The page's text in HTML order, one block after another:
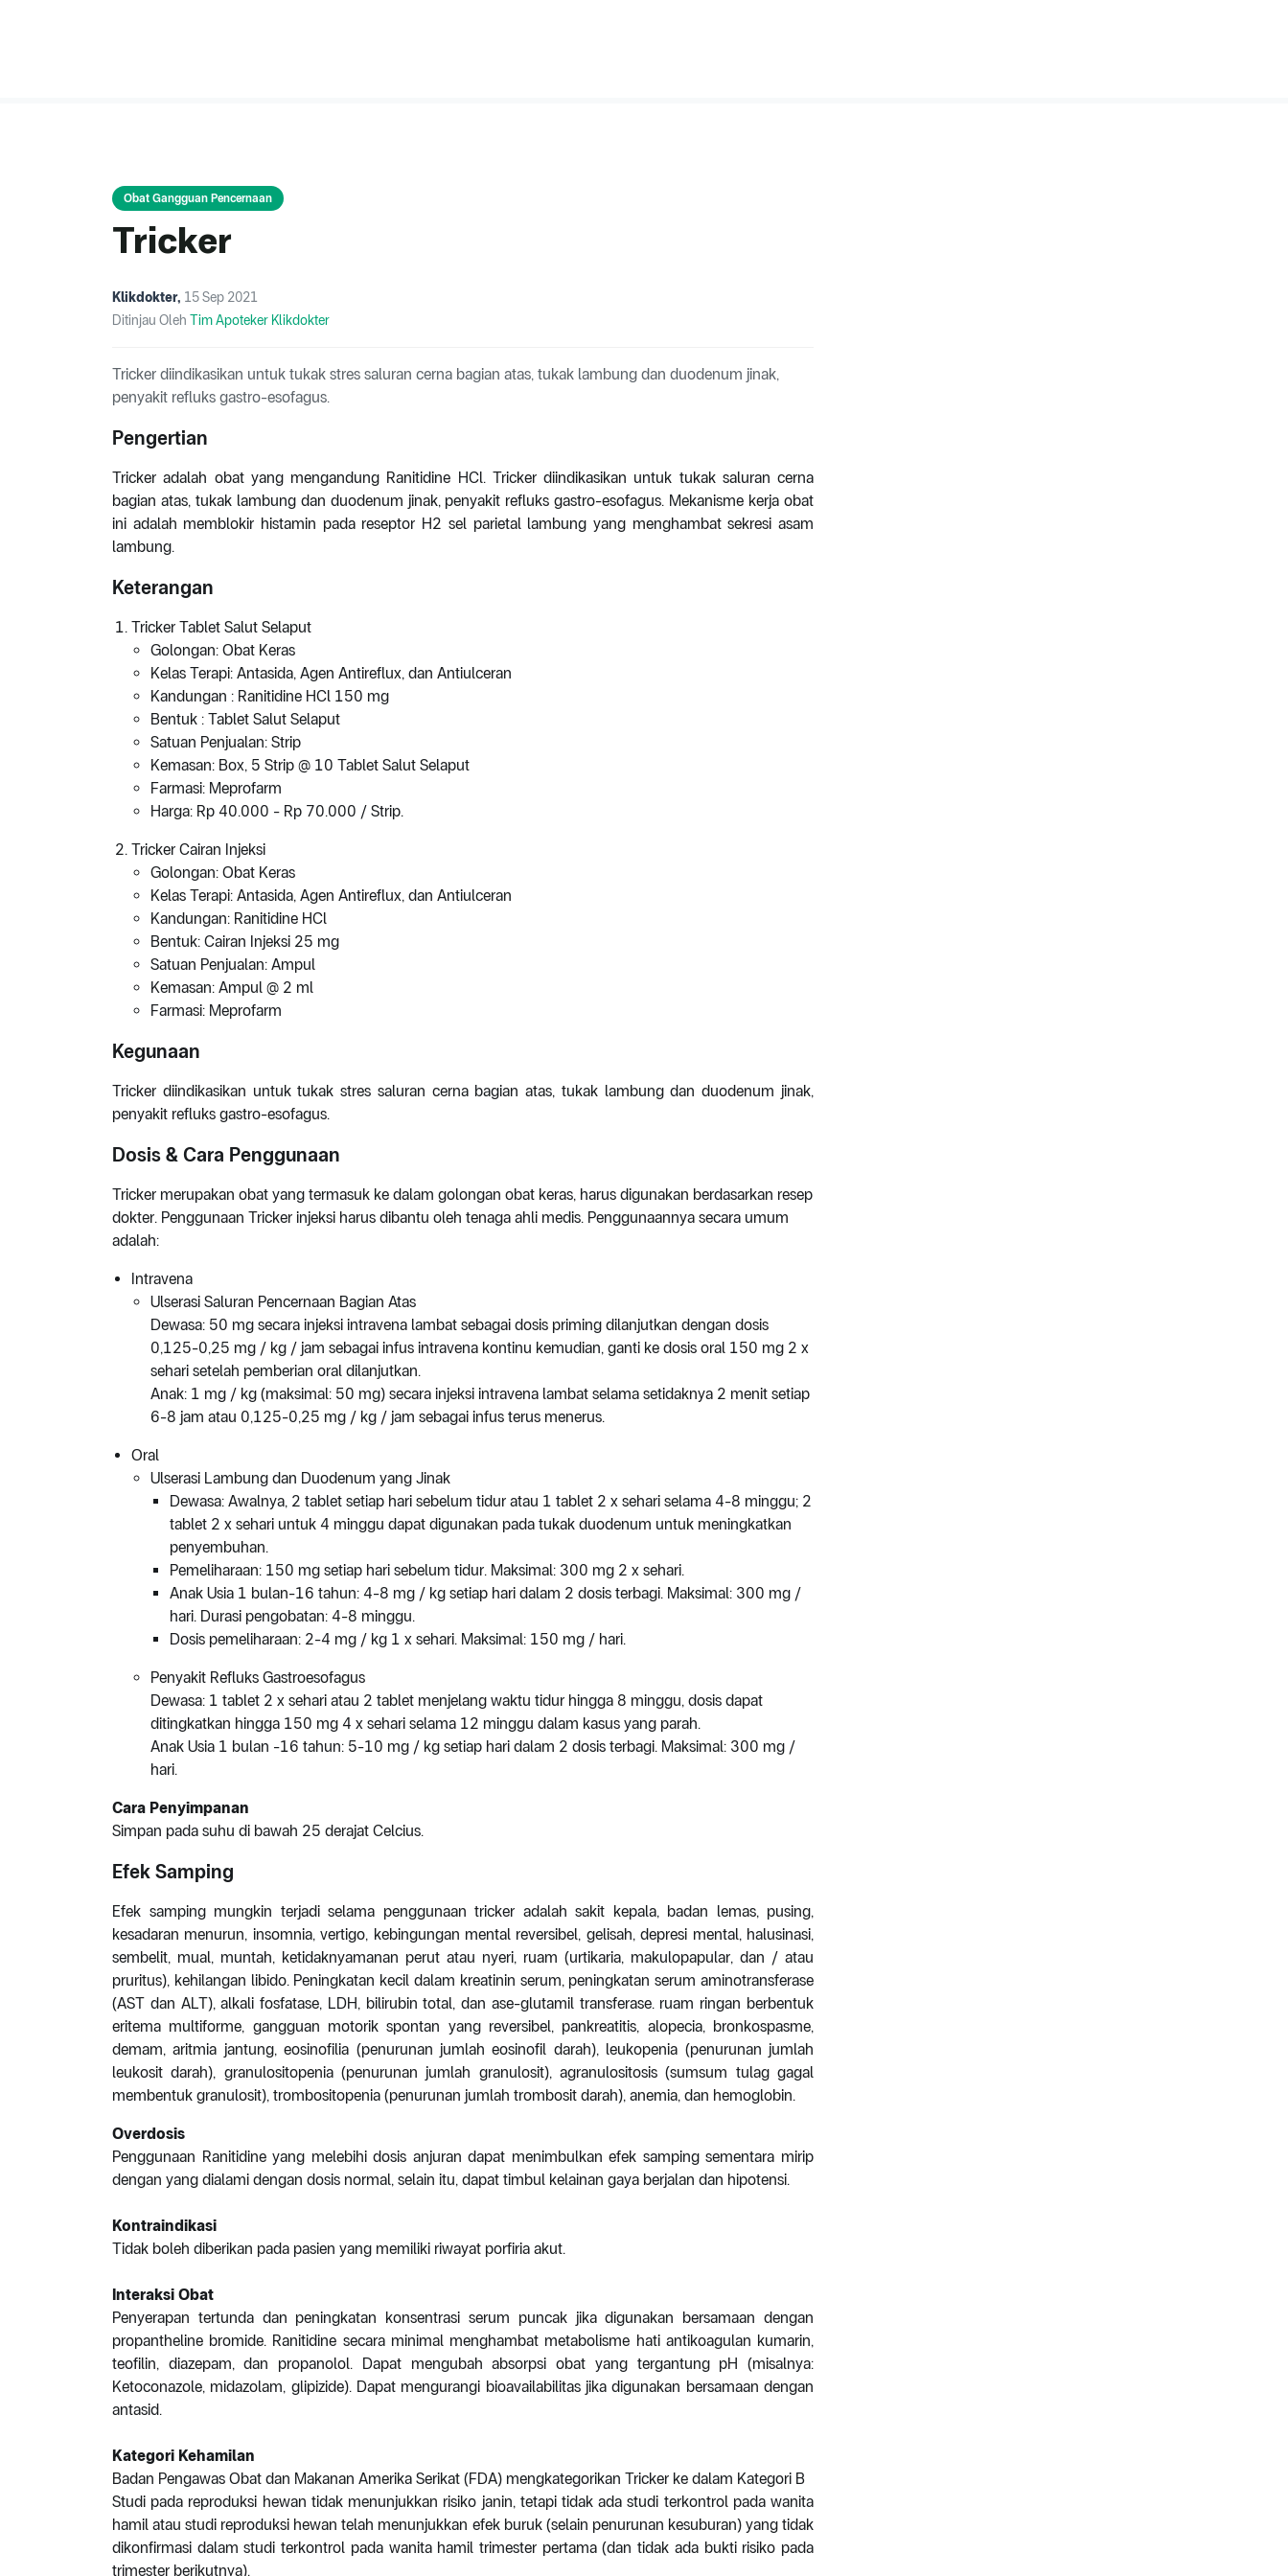
Obat Gangguan Pencernaan
Tricker
Klikdokter, 15 Sep 2021
Ditinjau Oleh Tim Apoteker Klikdokter
Tricker diindikasikan untuk tukak stres saluran cerna bagian atas, tukak lambung dan duodenum jinak,
penyakit refluks gastro-esofagus.
Pengertian
Tricker adalah obat yang mengandung Ranitidine HCl. Tricker diindikasikan untuk tukak saluran cerna
bagian atas, tukak lambung dan duodenum jinak, penyakit refluks gastro-esofagus. Mekanisme kerja obat
ini adalah memblokir histamin pada reseptor H2 sel parietal lambung yang menghambat sekresi asam
lambung.
Keterangan
Tricker Tablet Salut Selaput
Golongan: Obat Keras
Kelas Terapi: Antasida, Agen Antireflux, dan Antiulceran
Kandungan : Ranitidine HCl 150 mg
Bentuk : Tablet Salut Selaput
Satuan Penjualan: Strip
Kemasan: Box, 5 Strip @ 10 Tablet Salut Selaput
Farmasi: Meprofarm
Harga: Rp 40.000 - Rp 70.000 / Strip.
Tricker Cairan Injeksi
Golongan: Obat Keras
Kelas Terapi: Antasida, Agen Antireflux, dan Antiulceran
Kandungan: Ranitidine HCl
Bentuk: Cairan Injeksi 25 mg
Satuan Penjualan: Ampul
Kemasan: Ampul @ 2 ml
Farmasi: Meprofarm
Kegunaan
Tricker diindikasikan untuk tukak stres saluran cerna bagian atas, tukak lambung dan duodenum jinak,
penyakit refluks gastro-esofagus.
Dosis & Cara Penggunaan
Tricker merupakan obat yang termasuk ke dalam golongan obat keras, harus digunakan berdasarkan resep
dokter. Penggunaan Tricker injeksi harus dibantu oleh tenaga ahli medis. Penggunaannya secara umum
adalah:
Intravena
Ulserasi Saluran Pencernaan Bagian Atas
Dewasa: 50 mg secara injeksi intravena lambat sebagai dosis priming dilanjutkan dengan dosis
0,125-0,25 mg / kg / jam sebagai infus intravena kontinu kemudian, ganti ke dosis oral 150 mg 2 x
sehari setelah pemberian oral dilanjutkan.
Anak: 1 mg / kg (maksimal: 50 mg) secara injeksi intravena lambat selama setidaknya 2 menit setiap
6-8 jam atau 0,125-0,25 mg / kg / jam sebagai infus terus menerus.
Oral
Ulserasi Lambung dan Duodenum yang Jinak
Dewasa: Awalnya, 2 tablet setiap hari sebelum tidur atau 1 tablet 2 x sehari selama 4-8 minggu; 2
tablet 2 x sehari untuk 4 minggu dapat digunakan pada tukak duodenum untuk meningkatkan
penyembuhan.
Pemeliharaan: 150 mg setiap hari sebelum tidur. Maksimal: 300 mg 2 x sehari.
Anak Usia 1 bulan-16 tahun: 4-8 mg / kg setiap hari dalam 2 dosis terbagi. Maksimal: 300 mg /
hari. Durasi pengobatan: 4-8 minggu.
Dosis pemeliharaan: 2-4 mg / kg 1 x sehari. Maksimal: 150 mg / hari.
Penyakit Refluks Gastroesofagus
Dewasa: 1 tablet 2 x sehari atau 2 tablet menjelang waktu tidur hingga 8 minggu, dosis dapat
ditingkatkan hingga 150 mg 4 x sehari selama 12 minggu dalam kasus yang parah.
Anak Usia 1 bulan -16 tahun: 5-10 mg / kg setiap hari dalam 2 dosis terbagi. Maksimal: 300 mg /
hari.
Cara Penyimpanan
Simpan pada suhu di bawah 25 derajat Celcius.
Efek Samping
Efek samping mungkin terjadi selama penggunaan tricker adalah sakit kepala, badan lemas, pusing,
kesadaran menurun, insomnia, vertigo, kebingungan mental reversibel, gelisah, depresi mental, halusinasi,
sembelit, mual, muntah, ketidaknyamanan perut atau nyeri, ruam (urtikaria, makulopapular, dan / atau
pruritus), kehilangan libido. Peningkatan kecil dalam kreatinin serum, peningkatan serum aminotransferase
(AST dan ALT), alkali fosfatase, LDH, bilirubin total, dan ase-glutamil transferase. ruam ringan berbentuk
eritema multiforme, gangguan motorik spontan yang reversibel, pankreatitis, alopecia, bronkospasme,
demam, aritmia jantung, eosinofilia (penurunan jumlah eosinofil darah), leukopenia (penurunan jumlah
leukosit darah), granulositopenia (penurunan jumlah granulosit), agranulositosis (sumsum tulag gagal
membentuk granulosit), trombositopenia (penurunan jumlah trombosit darah), anemia, dan hemoglobin.
Overdosis
Penggunaan Ranitidine yang melebihi dosis anjuran dapat menimbulkan efek samping sementara mirip
dengan yang dialami dengan dosis normal, selain itu, dapat timbul kelainan gaya berjalan dan hipotensi.
Kontraindikasi
Tidak boleh diberikan pada pasien yang memiliki riwayat porfiria akut.
Interaksi Obat
Penyerapan tertunda dan peningkatan konsentrasi serum puncak jika digunakan bersamaan dengan
propantheline bromide. Ranitidine secara minimal menghambat metabolisme hati antikoagulan kumarin,
teofilin, diazepam, dan propanolol. Dapat mengubah absorpsi obat yang tergantung pH (misalnya:
Ketoconazole, midazolam, glipizide). Dapat mengurangi bioavailabilitas jika digunakan bersamaan dengan
antasid.
Kategori Kehamilan
Badan Pengawas Obat dan Makanan Amerika Serikat (FDA) mengkategorikan Tricker ke dalam Kategori B
Studi pada reproduksi hewan tidak menunjukkan risiko janin, tetapi tidak ada studi terkontrol pada wanita
hamil atau studi reproduksi hewan telah menunjukkan efek buruk (selain penurunan kesuburan) yang tidak
dikonfirmasi dalam studi terkontrol pada wanita hamil trimester pertama (dan tidak ada bukti risiko pada
trimester berikutnya).